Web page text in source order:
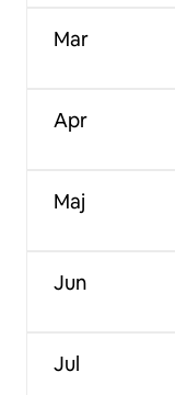
Mar
Apr
Maj
Jun
Jul